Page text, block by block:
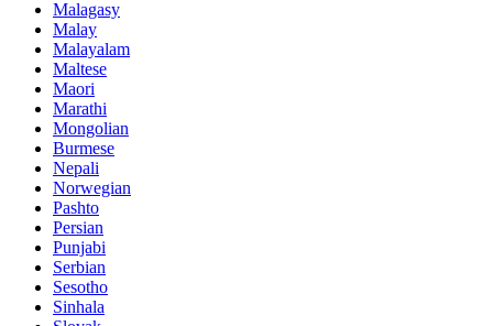
Malagasy
Malay
Malayalam
Maltese
Maori
Marathi
Mongolian
Burmese
Nepali
Norwegian
Pashto
Persian
Punjabi
Serbian
Sesotho
Sinhala